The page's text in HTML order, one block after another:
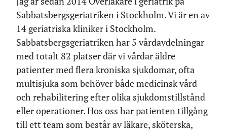
Sabbatsbergsgeriatriken i Stockholm. Vi är en av
14 geriatriska kliniker i Stockholm.
Sabbatsbergsgeriatriken har 5 vårdavdelningar
med totalt 82 platser där vi vårdar äldre
patienter med flera kroniska sjukdomar, ofta
multisjuka som behöver både medicinsk vård
och rehabilitering efter olika sjukdomstillstånd
eller operationer. Hos oss har patienten tillgång
till ett team som består av läkare, sköterska,